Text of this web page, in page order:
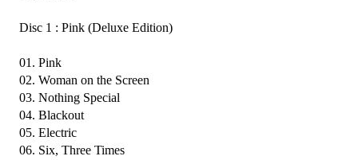
Disc 1 : Pink (Deluxe Edition)
01. Pink
02. Woman on the Screen
03. Nothing Special
04. Blackout
05. Electric
06. Six, Three Times